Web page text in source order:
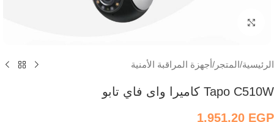
الرئيسية/المتجر /أجهزة المراقبة الأمنية
Tapo C510W كاميرا واى فاي تابو
1.951,20 EGP